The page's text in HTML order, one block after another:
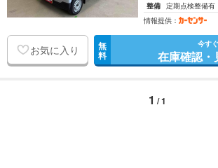
整備 定期点検整備有
情報提供：
お気に入り 無
料
今すぐ
在庫確認・
1 / 1